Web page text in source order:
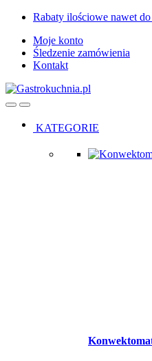
Skip
navigation
Skip
content
Rabaty ilościowe nawet
Moje konto
Śledzenie zamówienia
Kontakt
OpenClose
KATEGORIE